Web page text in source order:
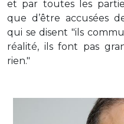
et par toutes les
que d’être accusées
qui se disent "ils
réalité, ils font pas
rien."